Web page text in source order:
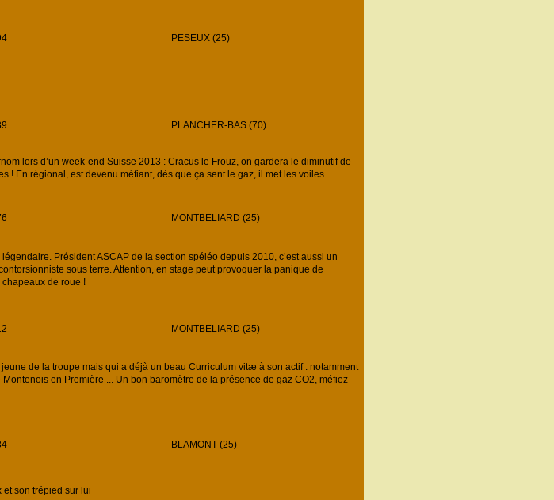
PESEUX (25)
PLANCHER-BAS (70)
lors d’un week-end Suisse 2013 : Cracus le Frouz, on gardera le diminutif de
! En régional, est devenu méfiant, dès que ça sent le gaz, il met les voiles ...
MONTBELIARD (25)
Président ASCAP de la section spéléo depuis 2010, c’est aussi un
sous terre. Attention, en stage peut provoquer la panique de
chapeaux de roue !
MONTBELIARD (25)
de la troupe mais qui a déjà un beau Curriculum vitæ à son actif : notamment
en Première ... Un bon baromètre de la présence de gaz CO2, méfiez-
BLAMONT (25)
et son trépied sur lui